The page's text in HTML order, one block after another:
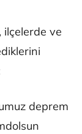
ilçelerde ve
deprem